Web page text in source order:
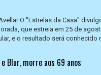
O "Estrelas da Casa"
que estreia em 25 de
e o resultado será conhecido
Blur, morre aos 69 anos